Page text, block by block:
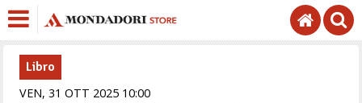
Libro
VEN,31 OTT 2025 1000